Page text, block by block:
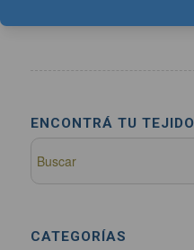
ENCONTRÁ TU TEJIDO
CATEGORÍAS